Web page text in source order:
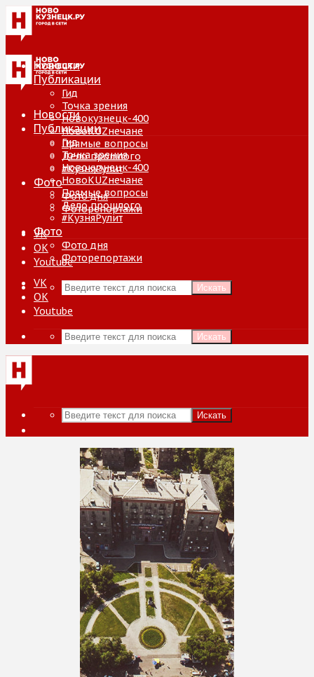
Новости
Публикации
Гид
Точка зрения
Новокузнецк-400
НовоKUZнечане
Прямые вопросы
Дело прошлого
#КузняРулит
Фото
Фото дня
Фоторепортажи
VK
ОК
Youtube
Искать
Новости
Публикации
Гид
Точка зрения
Новокузнецк-400
НовоKUZнечане
Прямые вопросы
Дело прошлого
#КузняРулит
Фото
Фото дня
Фоторепортажи
VK
ОК
Youtube
Искать
Искать